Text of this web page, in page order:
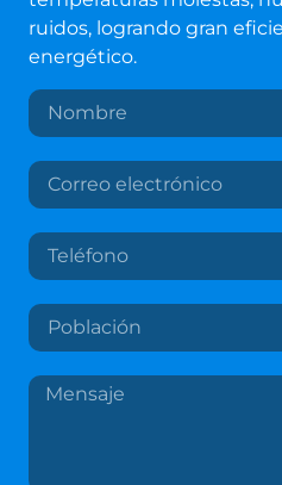
ruidos, logrando gran
energético.